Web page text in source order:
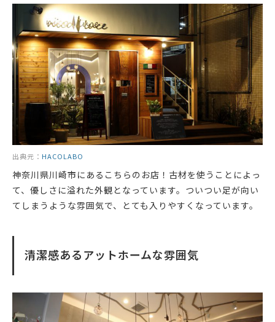
出典元： HACOLABO
神奈川県川崎市にあるこちらのお店！古材を使うことによっ
て、優しさに溢れた外観となっています。ついつい足が向い
てしまうような雰囲気で、とても入りやすくなっています。
清潔感あるアットホームな雰囲気